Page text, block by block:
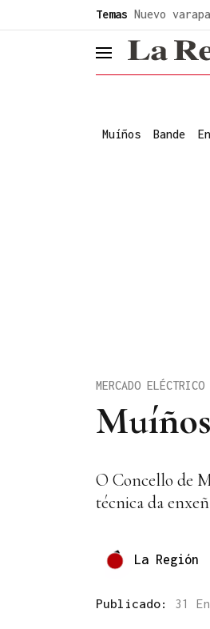
Temas Nuevo
header.menu.open
Muíños Bande
MERCADO ELÉCTRICO
O Concello de
técnica da
La Región
Publicado: 31